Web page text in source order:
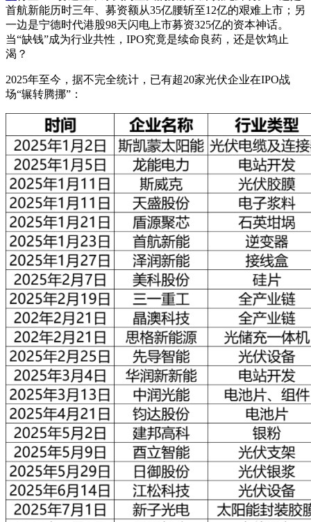
首航新能历时三年、募资额从35亿腰斩至12亿的艰难上市；另
一边是宁德时代港股98天闪电上市募资325亿的资本神话。
当“缺钱”成为行业共性，IPO究竟是续命良药，还是饮鸩止
渴？
2025年至今，据不完全统计，已有超20家光伏企业在IPO战
场“辗转腾挪”：